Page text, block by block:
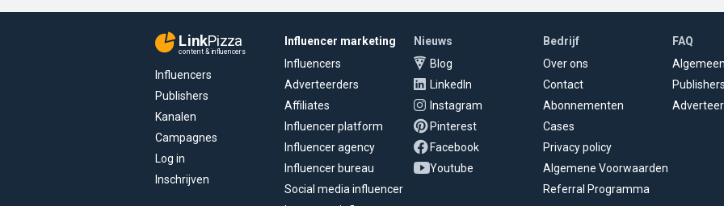
LinkPizza
content & influencers
Influencers
Publishers
Kanalen
Campagnes
Log in
Inschrijven
Influencer marketing
Influencers
Adverteerders
Affiliates
Influencer platform
Influencer agency
Influencer bureau
Social media influencer
Nieuws
Blog
LinkedIn
Instagram
Pinterest
Facebook
Youtube
Bedrijf
Over ons
Contact
Abonnementen
Cases
Privacy policy
Algemene Voorwaarden
Referral Programma
FAQ